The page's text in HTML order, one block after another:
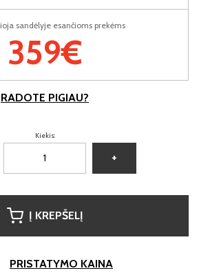
sandėlyje esančioms prekėms
359€
RADOTE PIGIAU?
Kiekis:
+
Į KREPŠELĮ
PRISTATYMO KAINA